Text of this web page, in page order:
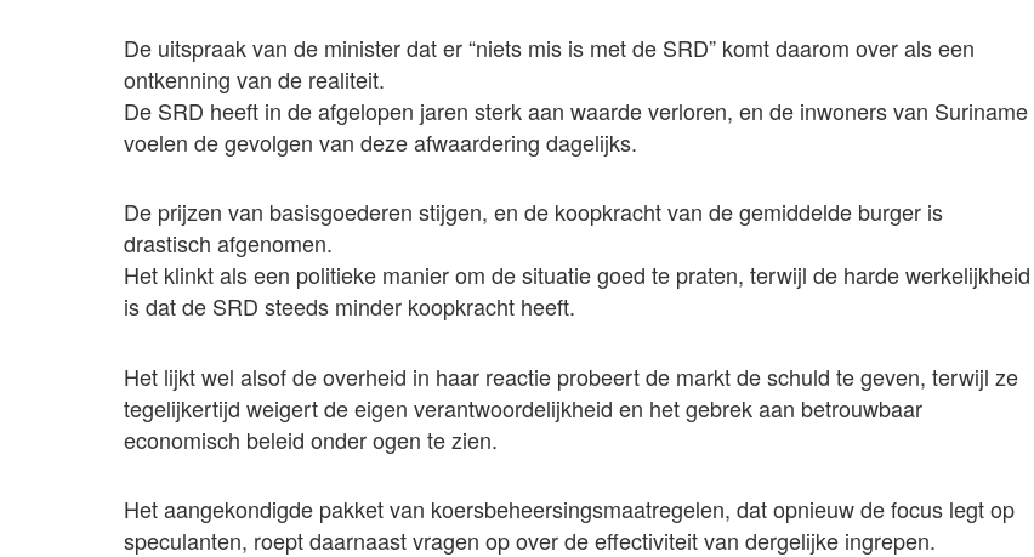
De uitspraak van de minister dat er “niets mis is met de SRD” komt daarom over als een
ontkenning van de realiteit.
De SRD heeft in de afgelopen jaren sterk aan waarde verloren, en de inwoners van Suriname
voelen de gevolgen van deze afwaardering dagelijks.
De prijzen van basisgoederen stijgen, en de koopkracht van de gemiddelde burger is
drastisch afgenomen.
Het klinkt als een politieke manier om de situatie goed te praten, terwijl de harde werkelijkheid
is dat de SRD steeds minder koopkracht heeft.
Het lijkt wel alsof de overheid in haar reactie probeert de markt de schuld te geven, terwijl ze
tegelijkertijd weigert de eigen verantwoordelijkheid en het gebrek aan betrouwbaar
economisch beleid onder ogen te zien.
Het aangekondigde pakket van koersbeheersingsmaatregelen, dat opnieuw de focus legt op
speculanten, roept daarnaast vragen op over de effectiviteit van dergelijke ingrepen.